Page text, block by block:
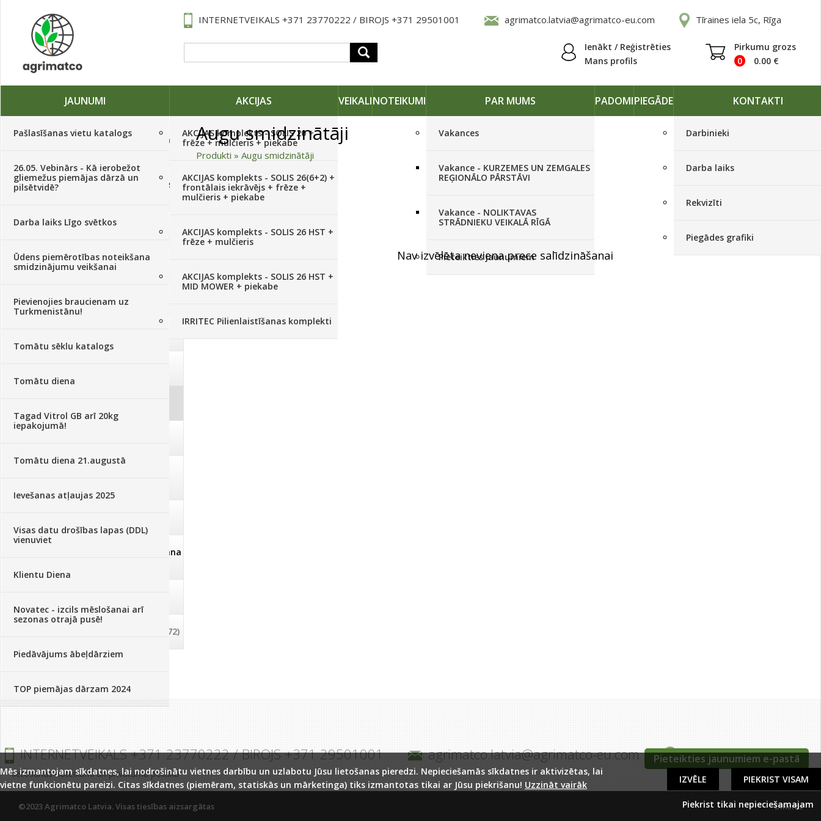
INTERNETVEIKALS +371 23770222 / BIROJS +371 29501001 agrimatco.latvia@agrimatco-eu.com Tīraines iela 5c, Rīga
Ienākt / Reģistrēties
Mans profils
Pirkumu grozs
0
0.00 €
JAUNUMI
Pašlasīšanas vietu katalogs
26.05. Vebinārs - Kā ierobežot
gliemežus piemājas dārzā un
pilsētvidē?
Darba laiks Līgo svētkos
Ūdens piemērotības noteikšana
smidzinājumu veikšanai
Pievienojies braucienam uz
Turkmenistānu!
Tomātu sēklu katalogs
Tomātu diena
Tagad Vitrol GB arī 20kg
iepakojumā!
Tomātu diena 21.augustā
Ievešanas atļaujas 2025
Visas datu drošības lapas (DDL)
vienuviet
Klientu Diena
Novatec - izcils mēslošanai arī
sezonas otrajā pusē!
Piedāvājums ābeļdārziem
TOP piemājas dārzam 2024
AKCIJAS
AKCIJAS komplekts - SOLIS 20 +
frēze + mulčieris + piekabe
AKCIJAS komplekts - SOLIS 26(6+2) +
frontālais iekrāvējs + frēze +
mulčieris + piekabe
AKCIJAS komplekts - SOLIS 26 HST +
frēze + mulčieris
AKCIJAS komplekts - SOLIS 26 HST +
MID MOWER + piekabe
IRRITEC Pilienlaistīšanas komplekti
VEIKALINOTEIKUMI PAR MUMS
Vakances
Vakance - KURZEMES UN ZEMGALES
REĢIONĀLO PĀRSTĀVI
Vakance - NOLIKTAVAS
STRĀDNIEKU VEIKALĀ RĪGĀ
Pieteikties jaunumiem
PADOMIPIEGĀDE KONTAKTI
Darbinieki
Darba laiks
Rekvizīti
Piegādes grafiki
Traktori, tehnika, rezerves daļas,
Sēklas, sīpoli, ķiploki, sīpolpuķes,
kartupeļi
Augu aizsardzība(366)
Mēslojumi(495)
Augsne, kūdra, mulča
Dezinfekcija, tīrīšana, mazgāšana
(72)
Augu smidzinātāji
Produkti » Augu smidzinātāji
Preču salīdzināšana iziet no salīdzināšanas
Nav izvēlēta neviena prece salīdzināšanai
Pieteikties jaunumiem e-pastā
INTERNETVEIKALS +371 23770222 / BIROJS +371 29501001 agrimatco.latvia@agrimatco-eu.com Tīraines iela 5c, Rīga
lietošanas noteikumi un privātuma politika
DIRcms
©2023 Agrimatco Latvia. Visas tiesības aizsargātas
Mēs izmantojam sīkdatnes, lai nodrošinātu vietnes darbību un uzlabotu Jūsu lietošanas pieredzi. Nepieciešamās sīkdatnes ir aktivizētas, lai
vietne funkcionētu pareizi. Citas sīkdatnes (piemēram, statiskās un mārketinga) tiks izmantotas tikai ar Jūsu piekrišanu! Uzzināt vairāk PIEKRIST VISAM
IZVĒLE
Piekrist tikai nepieciešamajam